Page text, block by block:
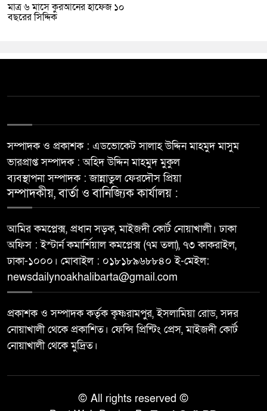
মাত্র ৬ মাসে কুরআনের হাফেজ ১০
বছরের সিদ্দিক
সম্পাদক ও প্রকাশক : এডভোকেট সালাহ উদ্দিন মাহমুদ মাসুম
ভারপ্রাপ্ত সম্পাদক : অহিদ উদ্দিন মাহমুদ মুকুল
ব্যবস্থাপনা সম্পাদক : জান্নাতুল ফেরদৌস প্রিয়া
সম্পাদকীয়, বার্তা ও বানিজ্যিক কার্যালয় :
আমির কমপ্লেক্স, প্রধান সড়ক, মাইজদী কোর্ট নোয়াখালী। ঢাকা
অফিস : ইস্টার্ন কমার্শিয়াল কমপ্লেক্স (৭ম তলা), ৭৩ কাকরাইল,
ঢাকা-১০০০। মোবাইল : ০১৮১৮৯৬৮৮৪০ ই-মেইল:
newsdailynoakhalibarta@gmail.com
প্রকাশক ও সম্পাদক কর্তৃক কৃষ্ণরামপুর, ইসলামিয়া রোড, সদর
নোয়াখালী থেকে প্রকাশিত। ফেন্সি প্রিন্টিং প্রেস, মাইজদী কোর্ট
নোয়াখালী থেকে মুদ্রিত।
© All rights reserved ©